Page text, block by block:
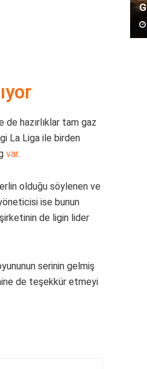
de hazırlıklar tam gaz
La Liga ile birden
var.
olduğu söylenen ve
ise bunun
de ligin lider
serinin gelmiş
de teşekkür etmeyi